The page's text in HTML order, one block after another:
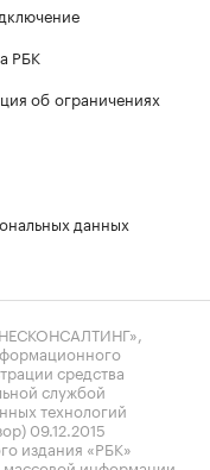
РБК
об ограничениях
данных
средства
службой
технологий
09.12.2015
издания «РБК»